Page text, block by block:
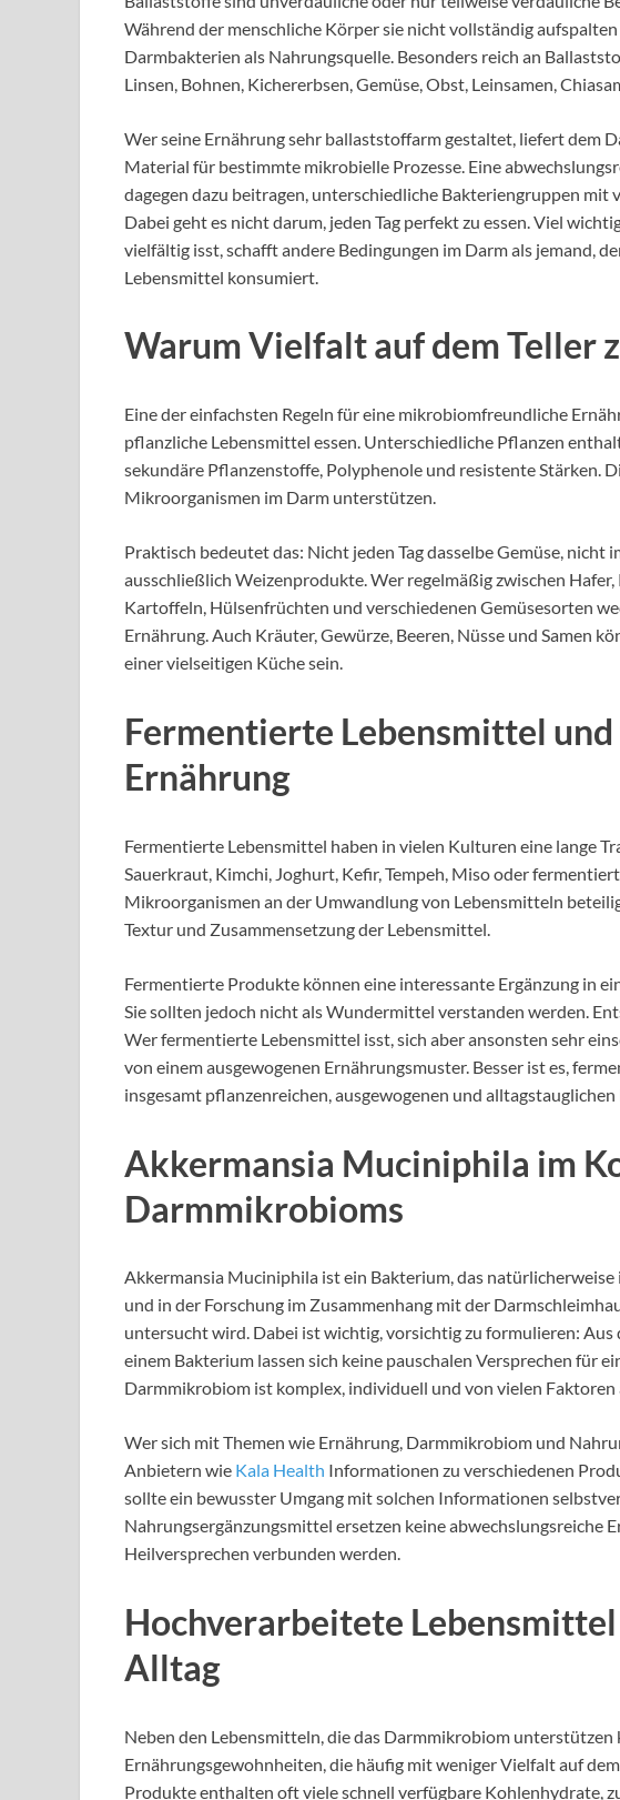
Während der menschliche Körper sie nicht vollständig
Darmbakterien als Nahrungsquelle. Besonders reich an
Linsen, Bohnen, Kichererbsen, Gemüse, Obst, Leinsamen,
Wer seine Ernährung sehr ballaststoffarm gestaltet, liefert dem
Material für bestimmte mikrobielle Prozesse. Eine
dagegen dazu beitragen, unterschiedliche Bakteriengruppen mit
Dabei geht es nicht darum, jeden Tag perfekt zu essen. Viel
vielfältig isst, schafft andere Bedingungen im Darm als jemand,
Lebensmittel konsumiert.
Warum Vielfalt auf dem Teller
Eine der einfachsten Regeln für eine mikrobiomfreundliche
pflanzliche Lebensmittel essen. Unterschiedliche Pflanzen
sekundäre Pflanzenstoffe, Polyphenole und resistente Stärken.
Mikroorganismen im Darm unterstützen.
Praktisch bedeutet das: Nicht jeden Tag dasselbe Gemüse, nicht
ausschließlich Weizenprodukte. Wer regelmäßig zwischen Hafer,
Kartoffeln, Hülsenfrüchten und verschiedenen Gemüsesorten
Ernährung. Auch Kräuter, Gewürze, Beeren, Nüsse und Samen
einer vielseitigen Küche sein.
Fermentierte Lebensmittel
Ernährung
Fermentierte Lebensmittel haben in vielen Kulturen eine lange
Sauerkraut, Kimchi, Joghurt, Kefir, Tempeh, Miso oder
Mikroorganismen an der Umwandlung von Lebensmitteln
Textur und Zusammensetzung der Lebensmittel.
Fermentierte Produkte können eine interessante Ergänzung in
Sie sollten jedoch nicht als Wundermittel verstanden werden.
Wer fermentierte Lebensmittel isst, sich aber ansonsten sehr
von einem ausgewogenen Ernährungsmuster. Besser ist es,
insgesamt pflanzenreichen, ausgewogenen und
Akkermansia Muciniphila im
Darmmikrobioms
Akkermansia Muciniphila ist ein Bakterium, das
und in der Forschung im Zusammenhang mit der
untersucht wird. Dabei ist wichtig, vorsichtig zu formulieren:
einem Bakterium lassen sich keine pauschalen Versprechen für
Darmmikrobiom ist komplex, individuell und von vielen Faktoren
Wer sich mit Themen wie Ernährung, Darmmikrobiom und
Anbietern wie Kala Health Informationen zu verschiedenen
sollte ein bewusster Umgang mit solchen Informationen
Nahrungsergänzungsmittel ersetzen keine abwechslungsreiche
Heilversprechen verbunden werden.
Hochverarbeitete
Alltag
Neben den Lebensmitteln, die das Darmmikrobiom unterstützen
Ernährungsgewohnheiten, die häufig mit weniger Vielfalt auf
Produkte enthalten oft viele schnell verfügbare Kohlenhydrate,